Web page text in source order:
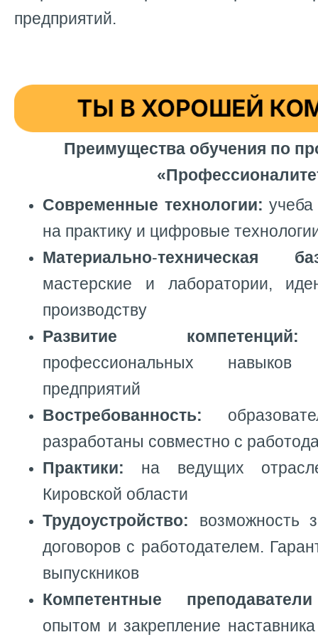
предприятий.
Преимущества обучения по
Современные технологии:
на практику и цифровые
Материально-техническая
мастерские и лаборатории,
производству
Развитие
профессиональных
предприятий
Востребованность:
разработаны совместно с
Практики: на ведущих
Кировской области
Трудоустройство: возможность
договоров с работодателем.
выпускников
Компетентные
опытом и закрепление